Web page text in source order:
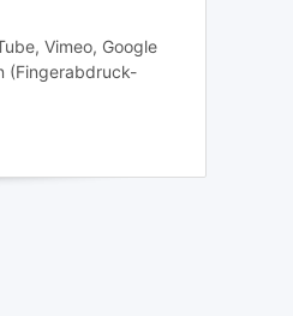
Vimeo, Google
(Fingerabdruck-